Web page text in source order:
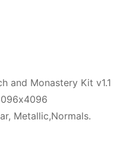
and Monastery Kit v1.1
Metallic,Normals.